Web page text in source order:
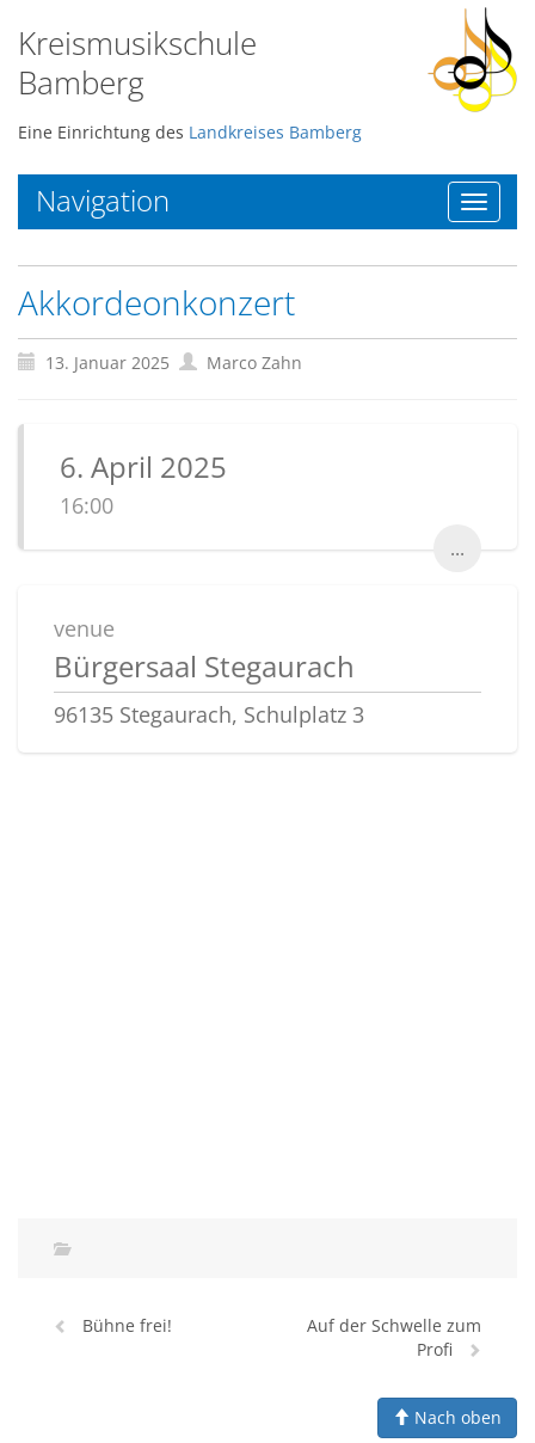
Kreismusikschule
Bamberg
Eine Einrichtung des Landkreises Bamberg
Navigation
Toggle
Akkordeonkonzert
13. Januar 2025 Marco Zahn
6. April 2025
16:00
...
venue
Bürgersaal Stegaurach
96135 Stegaurach, Schulplatz 3
Bühne frei!
Auf der Schwelle zum
Profi
Nach oben